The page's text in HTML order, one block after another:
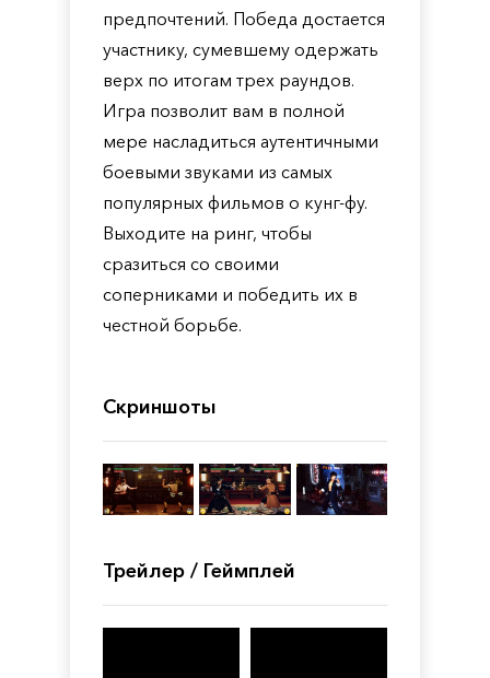
предпочтений. Победа достается
участнику, сумевшему одержать
верх по итогам трех раундов.
Игра позволит вам в полной
мере насладиться аутентичными
боевыми звуками из самых
популярных фильмов о кунг-фу.
Выходите на ринг, чтобы
сразиться со своими
соперниками и победить их в
честной борьбе.
Скриншоты
Трейлер / Геймплей